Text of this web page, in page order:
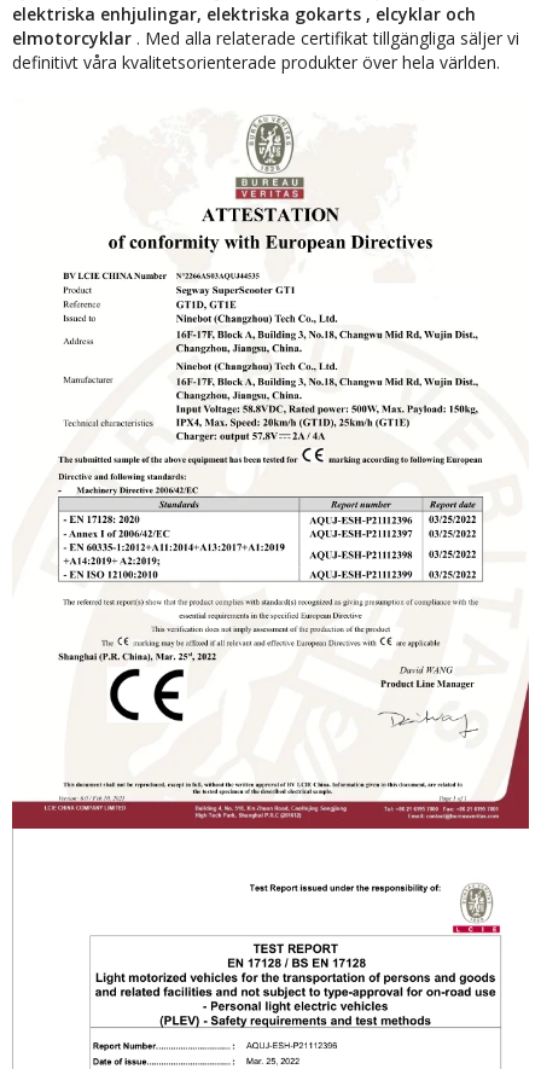
elektriska enhjulingar, elektriska gokarts , elcyklar och
elmotorcyklar . Med alla relaterade certifikat tillgängliga säljer vi
definitivt våra kvalitetsorienterade produkter över hela världen.